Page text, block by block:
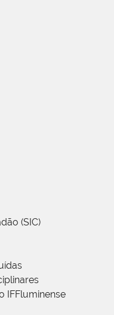
(SIC)
IFFluminense